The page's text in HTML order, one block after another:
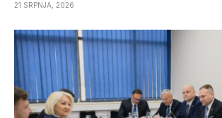
21 SRPNJA, 2026